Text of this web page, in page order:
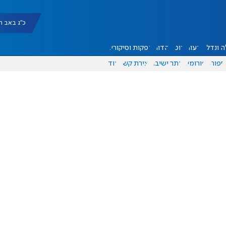
כ"ג באב תשפ"ו
ונדל"ן דעות אוכל יהדות הפקות וסיקורים
ספורט פורומים אתר ישיבה יצירת קשר עוד